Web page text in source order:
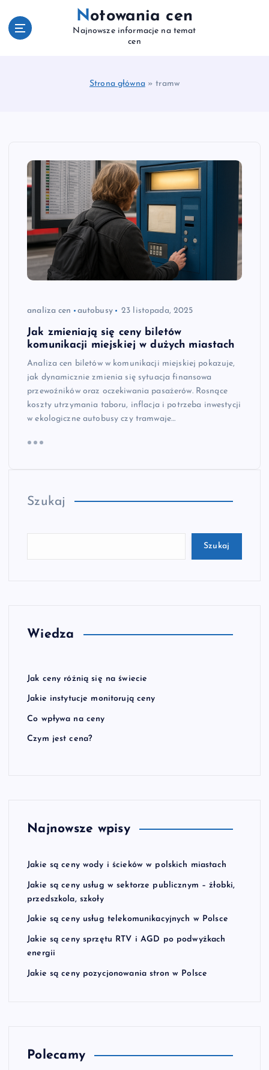
Notowania cen
Najnowsze informacje na temat
cen
Strona główna»tramw
analiza cen autobusy 23 listopada, 2025
Jak zmieniają się ceny biletów
komunikacji miejskiej w dużych miastach
Analiza cen biletów w komunikacji miejskiej pokazuje,
jak dynamicznie zmienia się sytuacja finansowa
przewoźników oraz oczekiwania pasażerów. Rosnące
koszty utrzymania taboru, inflacja i potrzeba inwestycji
w ekologiczne autobusy czy tramwaje…
Szukaj
Szukaj
Wiedza
Jak ceny różnią się na świecie
Jakie instytucje monitorują ceny
Co wpływa na ceny
Czym jest cena?
Najnowsze wpisy
Jakie są ceny wody i ścieków w polskich miastach
Jakie są ceny usług w sektorze publicznym – żłobki,
przedszkola, szkoły
Jakie są ceny usług telekomunikacyjnych w Polsce
Jakie są ceny sprzętu RTV i AGD po podwyżkach
energii
Jakie są ceny pozycjonowania stron w Polsce
Polecamy